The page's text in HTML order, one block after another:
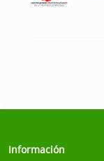
Información